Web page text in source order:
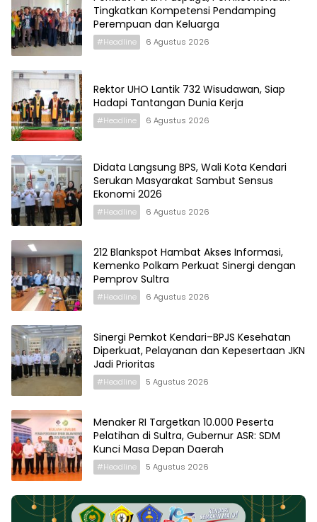
Tingkatkan Kompetensi Pendamping
Perempuan dan Keluarga
#Headline 6 Agustus 2026
Rektor UHO Lantik 732 Wisudawan, Siap
Hadapi Tantangan Dunia Kerja
#Headline 6 Agustus 2026
Didata Langsung BPS, Wali Kota Kendari
Serukan Masyarakat Sambut Sensus
Ekonomi 2026
#Headline 6 Agustus 2026
212 Blankspot Hambat Akses Informasi,
Kemenko Polkam Perkuat Sinergi dengan
Pemprov Sultra
#Headline 6 Agustus 2026
Sinergi Pemkot Kendari–BPJS Kesehatan
Diperkuat, Pelayanan dan Kepesertaan JKN
Jadi Prioritas
#Headline 5 Agustus 2026
Menaker RI Targetkan 10.000 Peserta
Pelatihan di Sultra, Gubernur ASR: SDM
Kunci Masa Depan Daerah
#Headline 5 Agustus 2026